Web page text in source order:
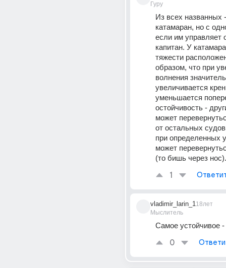
Гуру
Из всех названных
катамаран, но с
если им управляет
капитан. У
тяжести
образом, что при
волнения
увеличивается
уменьшается
остойчивость -
может
от остальных
при определенных
может
(то бишь через нос).
1
vladimir_larin_1
Мыслитель
18лет
Самое устойчивое -
0